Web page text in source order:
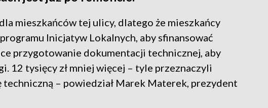
mieszkańców tej ulicy, dlatego że mieszkańcy
Inicjatyw Lokalnych, aby sfinansować
przygotowanie dokumentacji technicznej, aby
12 tysięcy zł mniej więcej – tyle przeznaczyli
techniczną – powiedział Marek Materek, prezydent